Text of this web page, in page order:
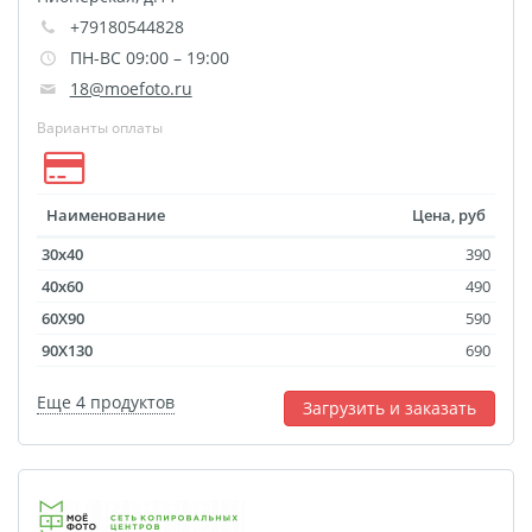
Фото на чехле телефона
Фото на значке
Фотосъемка в студии
Сланцы
Бессмертный полк
принадлежности
Фото на стеклянной
рамке
Календарь-плакат
+79180544828
ПН-ВС 09:00 – 19:00
18@moefoto.ru
Варианты оплаты
Наименование
Цена, руб
30x40
390
40x60
490
60X90
590
90X130
690
Еще 4 продуктов Загрузить и заказать